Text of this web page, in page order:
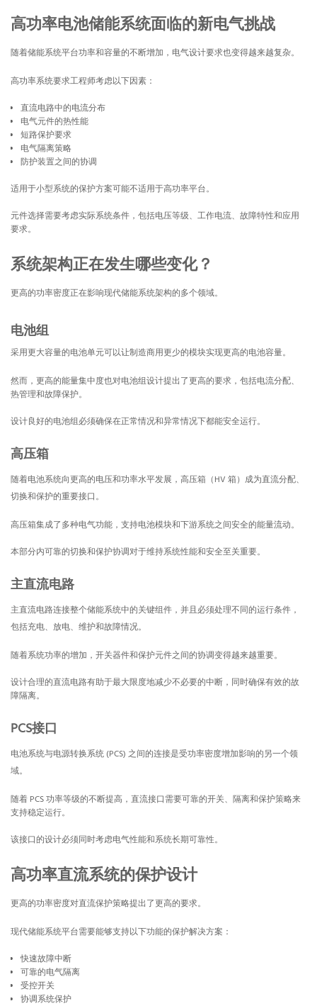
高功率电池储能系统面临的新电气挑战
随着储能系统平台功率和容量的不断增加，电气设计要求也变得越来越复杂。
高功率系统要求工程师考虑以下因素：
直流电路中的电流分布
电气元件的热性能
短路保护要求
电气隔离策略
防护装置之间的协调
适用于小型系统的保护方案可能不适用于高功率平台。
元件选择需要考虑实际系统条件，包括电压等级、工作电流、故障特性和应用
要求。
系统架构正在发生哪些变化？
更高的功率密度正在影响现代储能系统架构的多个领域。
电池组
采用更大容量的电池单元可以让制造商用更少的模块实现更高的电池容量。
然而，更高的能量集中度也对电池组设计提出了更高的要求，包括电流分配、
热管理和故障保护。
设计良好的电池组必须确保在正常情况和异常情况下都能安全运行。
高压箱
随着电池系统向更高的电压和功率水平发展，高压箱（HV 箱）成为直流分配、
切换和保护的重要接口。
高压箱集成了多种电气功能，支持电池模块和下游系统之间安全的能量流动。
本部分内可靠的切换和保护协调对于维持系统性能和安全至关重要。
主直流电路
主直流电路连接整个储能系统中的关键组件，并且必须处理不同的运行条件，
包括充电、放电、维护和故障情况。
随着系统功率的增加，开关器件和保护元件之间的协调变得越来越重要。
设计合理的直流电路有助于最大限度地减少不必要的中断，同时确保有效的故
障隔离。
PCS接口
电池系统与电源转换系统 (PCS) 之间的连接是受功率密度增加影响的另一个领
域。
随着 PCS 功率等级的不断提高，直流接口需要可靠的开关、隔离和保护策略来
支持稳定运行。
该接口的设计必须同时考虑电气性能和系统长期可靠性。
高功率直流系统的保护设计
更高的功率密度对直流保护策略提出了更高的要求。
现代储能系统平台需要能够支持以下功能的保护解决方案：
快速故障中断
可靠的电气隔离
受控开关
协调系统保护